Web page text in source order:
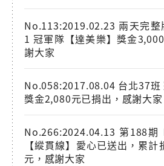
No.113:2019.02.23 兩天完
1 冠軍隊【達美樂】獎金
謝大家
No.058:2017.08.04 台北37班
獎金2,080元已捐出，感謝大家
No.266:2024.04.13 第188期
【縱貫線】愛心已送出，累
元，感謝大家